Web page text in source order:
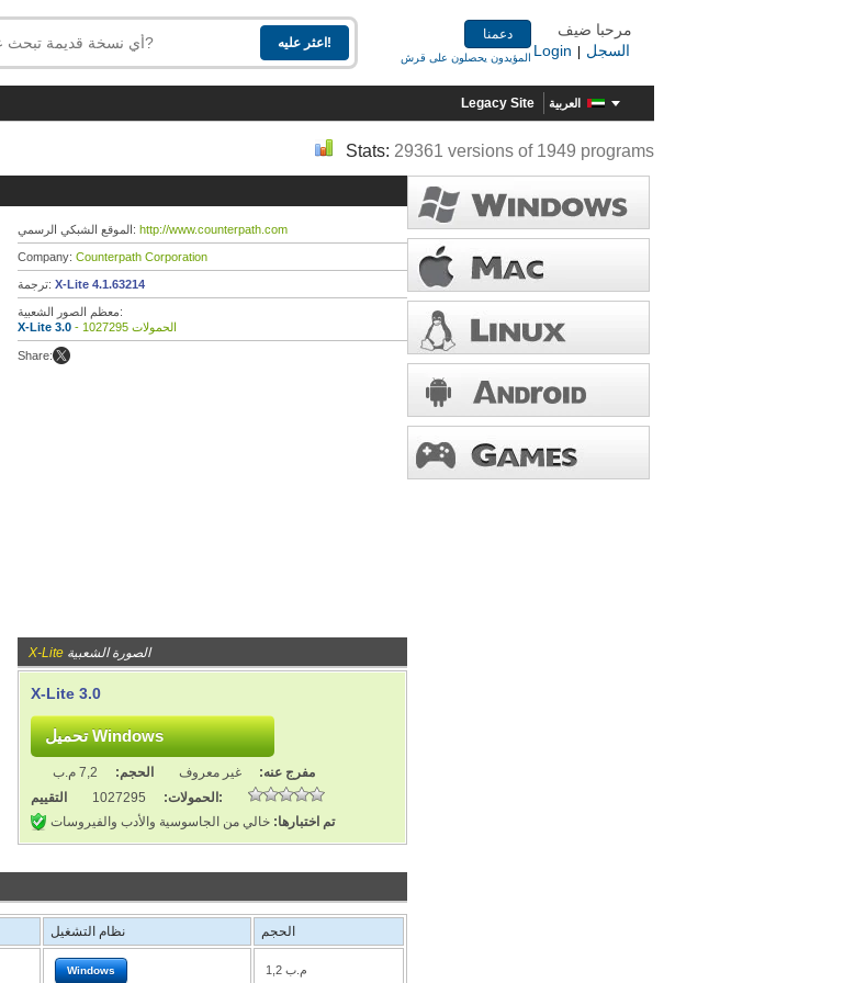
دعمنا
المؤيدون يحصلون على قرش
مرحبا ضيف
Login
السجل
Legacy Site العربية
Stats: 29361 versions of 1949 programs
الموقع الشبكي الرسمي: http://www.counterpath.com
Company: Counterpath Corporation
ترجمة: X-Lite 4.1.63214
معظم الصور الشعبية:
X-Lite 3.0
- 1027295 الحمولات
Share:
X-Lite الصورة الشعبية
X-Lite 3.0
مفرج عنه: غير معروف الحجم:
7,2 م.ب
الحمولات:
1027295
التقييم:
تم اختبارها: خالي من الجاسوسية والأدب والفيروسات
نظام التشغيل الحجم
Windows 1,2 م.ب